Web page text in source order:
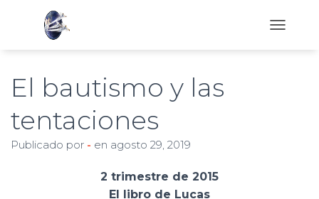
El bautismo y las
tentaciones
Publicado por - en agosto 29, 2019
2 trimestre de 2015
El libro de Lucas